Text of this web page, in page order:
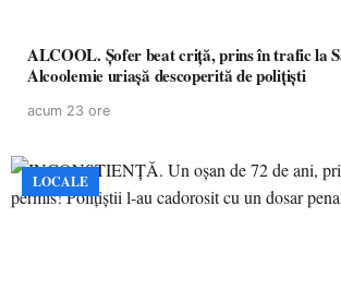
ALCOOL. Șofer beat criță, prins în trafic la
Alcoolemie uriașă descoperită de polițiști
acum 23 ore
LOCALE